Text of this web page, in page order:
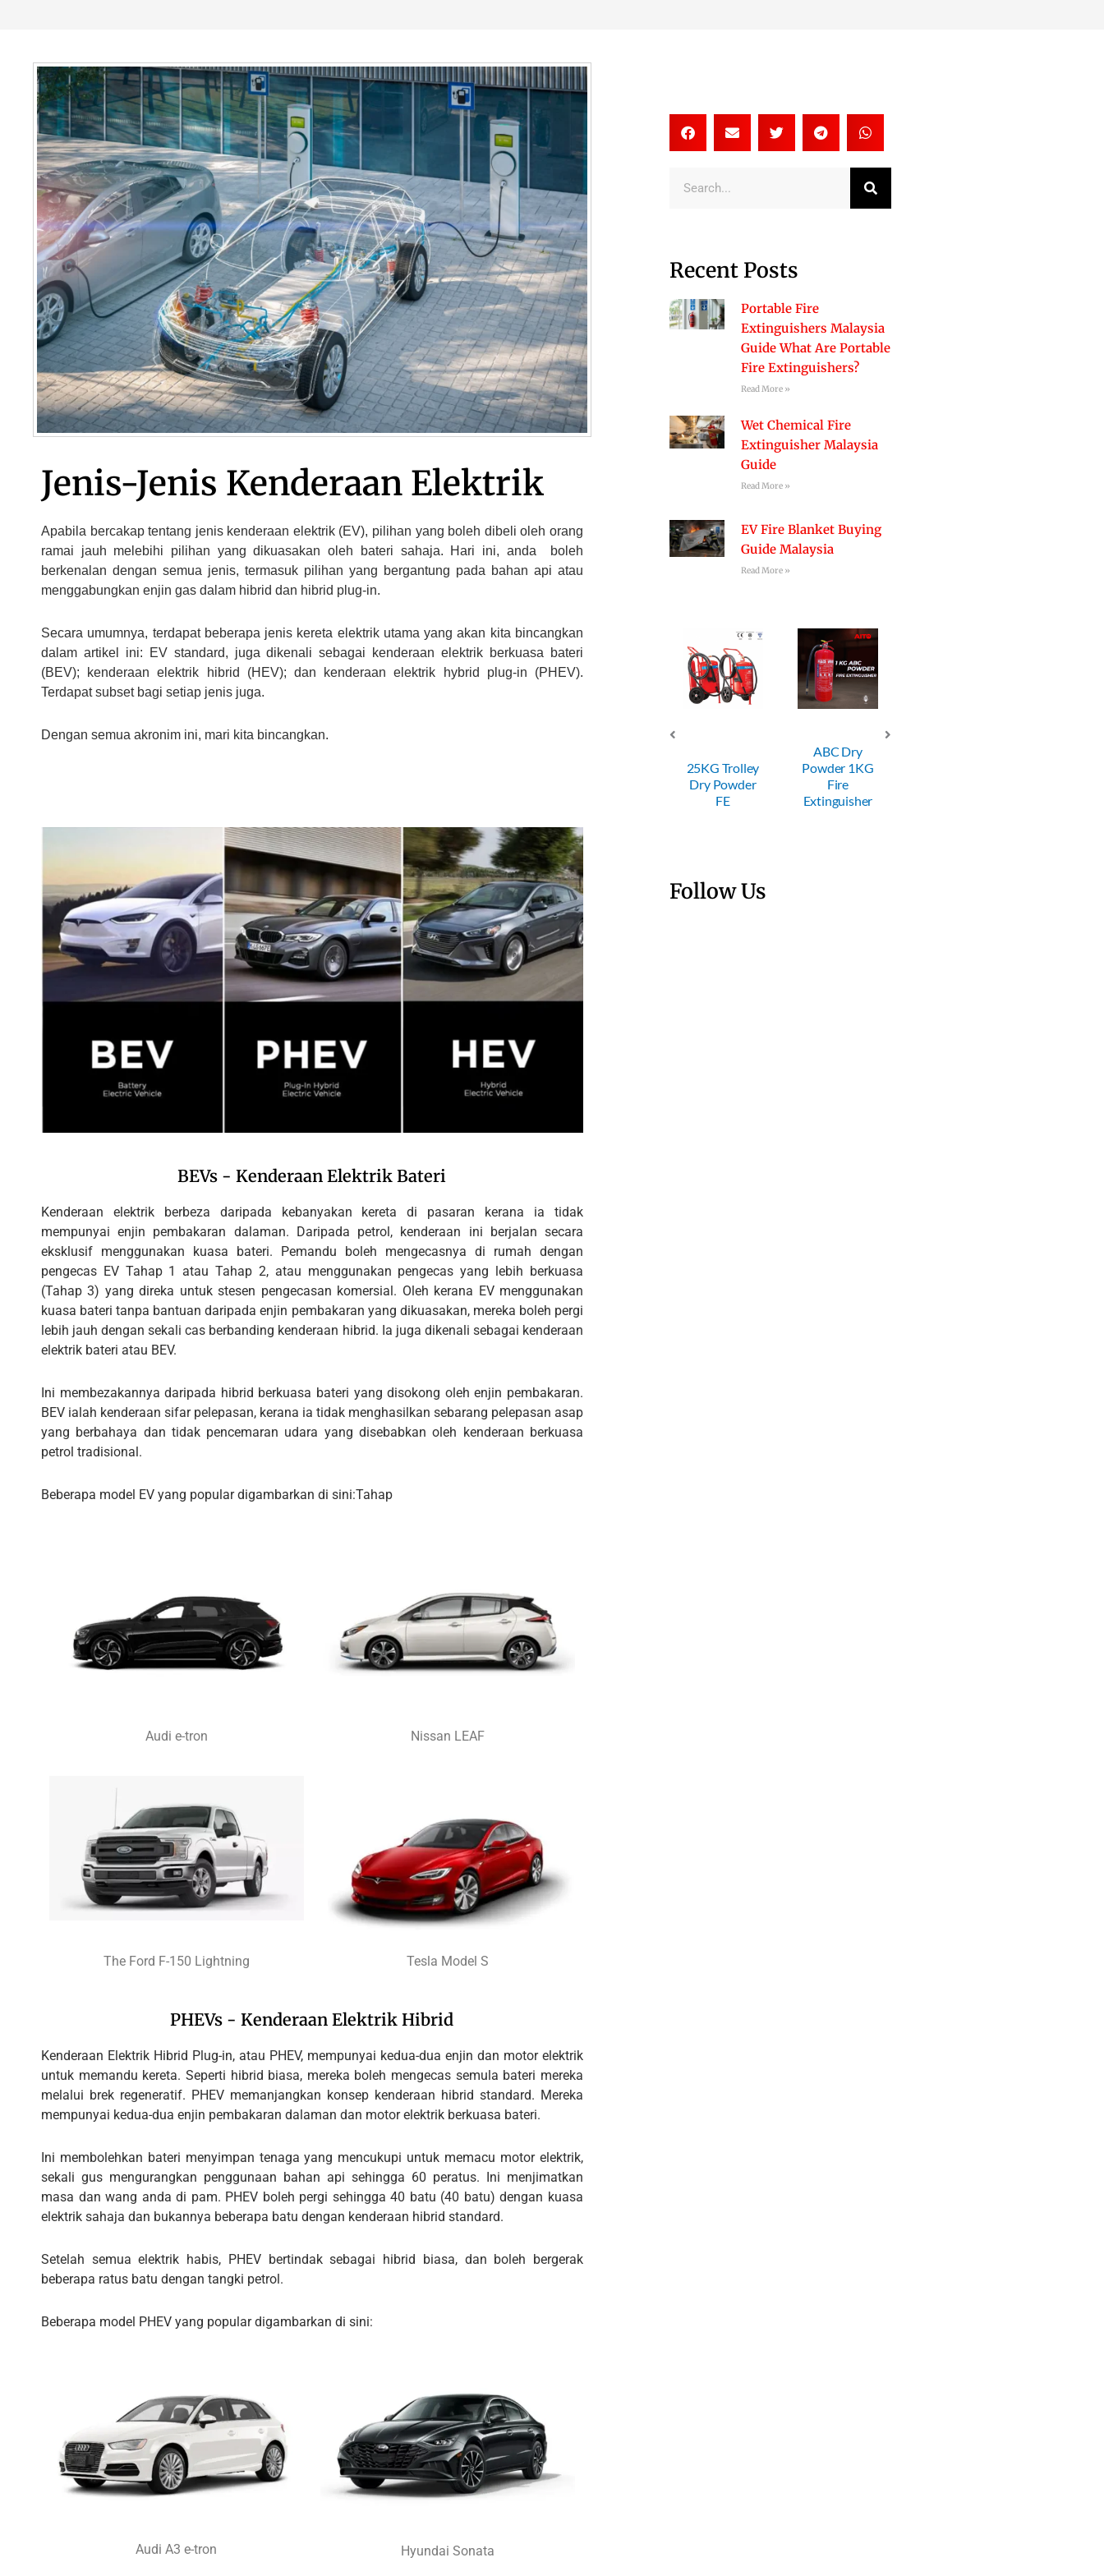
Jenis-Jenis Kenderaan Elektrik
Apabila bercakap tentang jenis kenderaan elektrik (EV), pilihan yang boleh dibeli oleh orang
ramai jauh melebihi pilihan yang dikuasakan oleh bateri sahaja.
Hari ini, anda
boleh
berkenalan dengan semua jenis, termasuk pilihan yang bergantung pada bahan api atau
menggabungkan enjin gas dalam hibrid dan hibrid plug-in.
Secara umumnya, terdapat beberapa jenis kereta elektrik utama yang akan kita bincangkan
dalam artikel ini: EV standard, juga dikenali sebagai kenderaan elektrik berkuasa bateri
(BEV); kenderaan elektrik hibrid (HEV); dan kenderaan elektrik hybrid plug-in (PHEV).
Terdapat subset bagi setiap jenis juga.
Dengan semua akronim ini, mari kita bincangkan.
BEVs - Kenderaan Elektrik Bateri
Kenderaan elektrik berbeza daripada kebanyakan kereta di pasaran kerana ia tidak
mempunyai enjin pembakaran dalaman. Daripada petrol, kenderaan ini berjalan secara
eksklusif menggunakan kuasa bateri. Pemandu boleh mengecasnya di rumah dengan
pengecas EV Tahap 1 atau Tahap 2, atau menggunakan pengecas yang lebih berkuasa
(Tahap 3) yang direka untuk stesen pengecasan komersial. Oleh kerana EV menggunakan
kuasa bateri tanpa bantuan daripada enjin pembakaran yang dikuasakan, mereka boleh pergi
lebih jauh dengan sekali cas berbanding kenderaan hibrid. Ia juga dikenali sebagai kenderaan
elektrik bateri atau BEV.
Ini membezakannya daripada hibrid berkuasa bateri yang disokong oleh enjin pembakaran.
BEV ialah kenderaan sifar pelepasan, kerana ia tidak menghasilkan sebarang pelepasan asap
yang berbahaya dan tidak pencemaran udara yang disebabkan oleh kenderaan berkuasa
petrol tradisional.
Beberapa model EV yang popular digambarkan di sini:Tahap
Audi e-tron Nissan LEAF
The Ford F-150 Lightning Tesla Model S
PHEVs - Kenderaan Elektrik Hibrid
Kenderaan Elektrik Hibrid Plug-in, atau PHEV, mempunyai kedua-dua enjin dan motor elektrik
untuk memandu kereta. Seperti hibrid biasa, mereka boleh mengecas semula bateri mereka
melalui brek regeneratif. PHEV memanjangkan konsep kenderaan hibrid standard. Mereka
mempunyai kedua-dua enjin pembakaran dalaman dan motor elektrik berkuasa bateri.
Ini membolehkan bateri menyimpan tenaga yang mencukupi untuk memacu motor elektrik,
sekali gus mengurangkan penggunaan bahan api sehingga 60 peratus. Ini menjimatkan
masa dan wang anda di pam. PHEV boleh pergi sehingga 40 batu (40 batu) dengan kuasa
elektrik sahaja dan bukannya beberapa batu dengan kenderaan hibrid standard.
Setelah semua elektrik habis, PHEV bertindak sebagai hibrid biasa, dan boleh bergerak
beberapa ratus batu dengan tangki petrol.
Beberapa model PHEV yang popular digambarkan di sini:
Audi A3 e-tron Hyundai Sonata
Search
Recent Posts
Portable Fire
Extinguishers Malaysia
Guide What Are Portable
Fire Extinguishers?
Read More »
Wet Chemical Fire
Extinguisher Malaysia
Guide
Read More »
EV Fire Blanket Buying
Guide Malaysia
Read More »
Powder 1KG
Fire
Extinguisher
ABC Dry
Powder 2KG
Fire
Extinguisher
Follow Us